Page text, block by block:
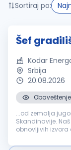
Sortiraj po:
Šef
Kodar
Srbija
20.08.2026
...od zemalja
Skandinavije.
obnovljivih izvora